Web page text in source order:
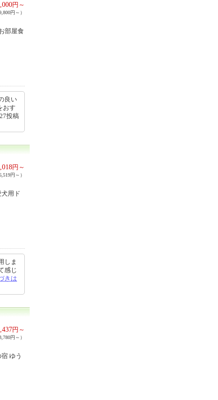
円～
円～）
部屋食
良い
おす
投稿
円～
円～）
用ド
しま
感じ
きは
円～
円～）
ゆう